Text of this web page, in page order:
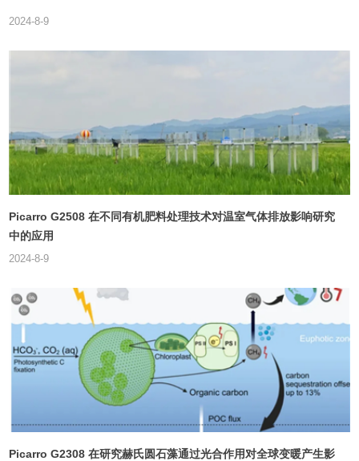
2024-8-9
Picarro G2508 在不同有机肥料处理技术对温室气体排放影响研究
中的应用
2024-8-9
Picarro G2308 在研究赫氏圆石藻通过光合作用对全球变暖产生影